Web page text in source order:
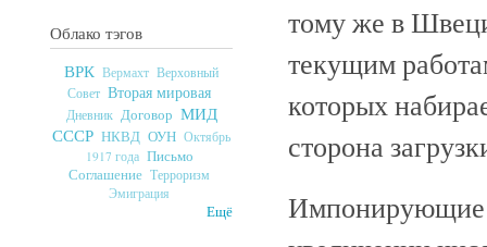
Облако тэгов
ВРК Вермахт Верховный
Совет Вторая мировая
Дневник Договор МИД
СССР НКВД ОУН Октябрь
1917 года Письмо
Соглашение Терроризм
Эмиграция
Ещё
тому же в
текущим
которых
сторона
Импонирующие